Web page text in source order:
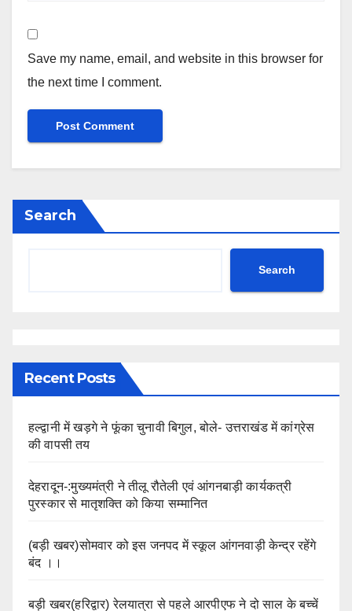
Save my name, email, and website in this browser for
the next time I comment.
Search
Search
Recent Posts
हल्द्वानी में खड़गे ने फूंका चुनावी बिगुल, बोले- उत्तराखंड में कांग्रेस
की वापसी तय
देहरादून-:मुख्यमंत्री ने तीलू रौतेली एवं आंगनबाड़ी कार्यकत्री
पुरस्कार से मातृशक्ति को किया सम्मानित
(बड़ी खबर)सोमवार को इस जनपद में स्कूल आंगनवाड़ी केन्द्र रहेंगे
बंद ।।
बड़ी खबर(हरिद्वार) रेलयात्रा से पहले आरपीएफ ने दो साल के बच्चें